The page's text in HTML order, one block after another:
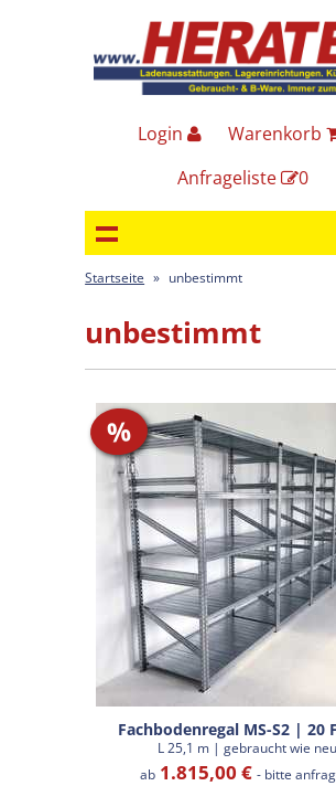
Login
Warenkorb
Anfrageliste
0
Startseite » unbestimmt
unbestimmt
%
Fachbodenregal MS-S2 | 20
L 25,1 m | gebraucht wie neu
ab1.815,00 € - bitte